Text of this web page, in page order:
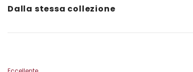
Dalla stessa collezione